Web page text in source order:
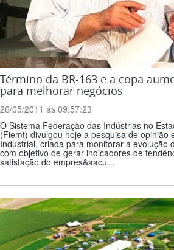
Término da BR-163 e a copa
para melhorar negócios
26/05/2011 ás 09:57:23
O Sistema Federação das Indústrias no
(Fiemt) divulgou hoje a pesquisa de opinião
Industrial, criada para monitorar a evolução
com objetivo de gerar indicadores de
satisfação do empres&aacu...